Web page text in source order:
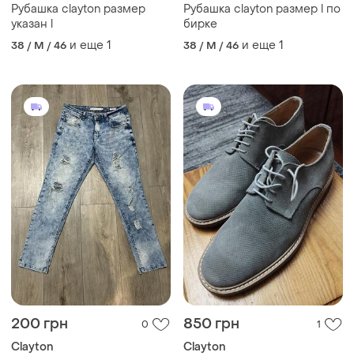
Рубашка clayton размер
указан l
38 / M / 46 и еще 1
Рубашка clayton размер l по
бирке
38 / M / 46 и еще 1
200 грн 0
Clayton
850 грн 1
Clayton